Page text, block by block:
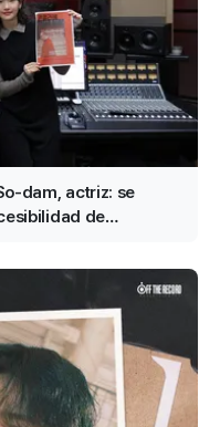
dam, actriz: se
de